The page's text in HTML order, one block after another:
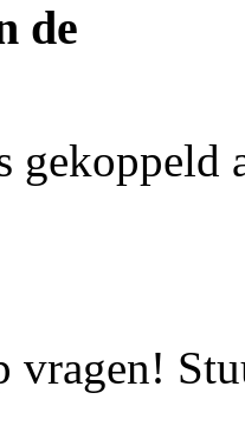
de
gekoppeld
vragen!